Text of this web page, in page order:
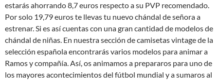
estarás ahorrando 8,7 euros respecto a su PVP recomendado.
Por solo 19,79 euros te llevas tu nuevo chándal de señora a
estrenar. Si es así cuentas con una gran cantidad de modelos de
chándal de niñas. En nuestra sección de camisetas vintage de la
selección española encontrarás varios modelos para animar a
Ramos y compañía. Así, os animamos a prepararos para uno de
los mayores acontecimientos del fútbol mundial y a sumaros al